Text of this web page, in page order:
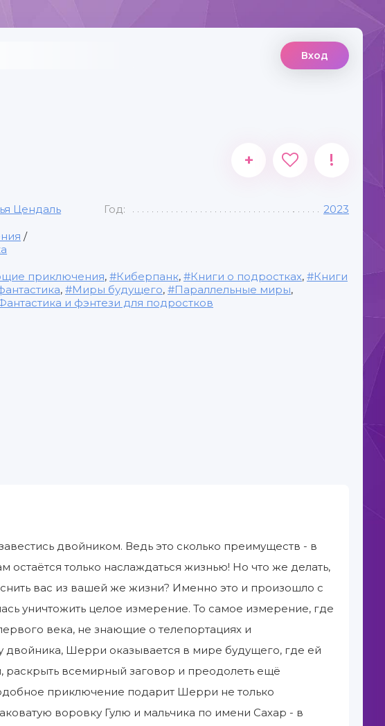
Вход
+ !
Цендаль Год: 2023
/
приключения, Киберпанк, Книги о подростках,
Книги
, Миры будущего, Параллельные миры,
и фэнтези для подростков
двойником. Ведь это сколько преимуществ - в
остаётся только наслаждаться жизнью! Но что же делать,
вас из вашей же жизни? Именно это и произошло с
уничтожить целое измерение. То самое измерение, где
века, не знающие о телепортациях и
Шерри оказывается в мире будущего, где ей
раскрыть всемирный заговор и преодолеть ещё
приключение подарит Шерри не только
воровку Гулю и мальчика по имени Сахар - в